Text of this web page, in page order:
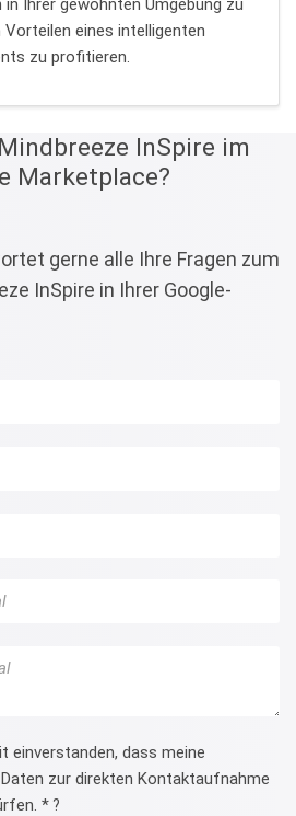
Ihrer gewohnten Umgebung zu
eines intelligenten
zu profitieren.
InSpire im
Marketplace?
gerne alle Ihre Fragen zum
InSpire in Ihrer Google-
einverstanden, dass meine
zur direkten Kontaktaufnahme
* ?